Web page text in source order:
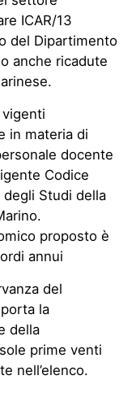
ICAR/13
del Dipartimento
anche ricadute
in materia di
docente
Codice
degli Studi della
proposto è
annui
del
la
della
prime venti
nell’elenco.